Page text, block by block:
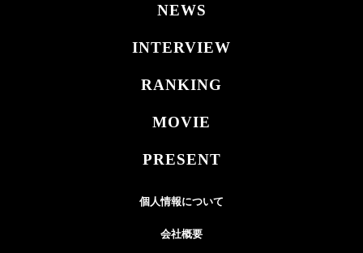
NEWS
INTERVIEW
RANKING
MOVIE
PRESENT
個人情報について
会社概要